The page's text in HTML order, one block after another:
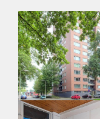
Huisdieren
Huurtoeslag grens: Ja
Geschikt voor